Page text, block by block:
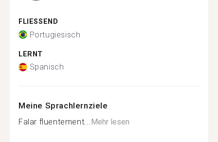
FLIESSEND
Portugiesisch
LERNT
Spanisch
Meine Sprachlernziele
Falar fluentement...Mehr lesen